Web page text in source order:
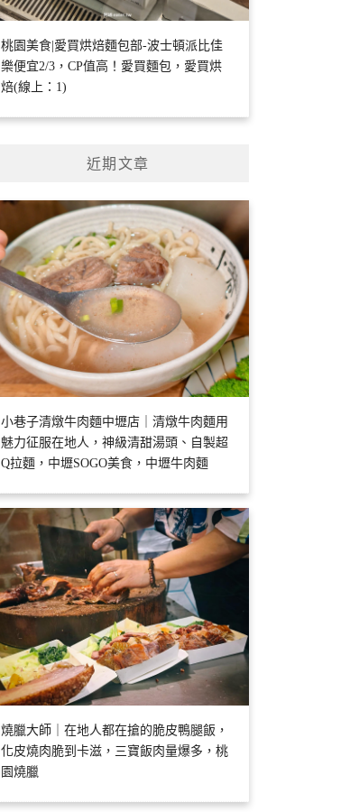
桃園美食|愛買烘焙麵包部-波士頓派比佳
樂便宜2/3，CP值高！愛買麵包，愛買烘
焙(線上：1)
近期文章
小巷子清燉牛肉麵中壢店｜清燉牛肉麵用
魅力征服在地人，神級清甜湯頭、自製超
Q拉麵，中壢SOGO美食，中壢牛肉麵
燒臘大師｜在地人都在搶的脆皮鴨腿飯，
化皮燒肉脆到卡滋，三寶飯肉量爆多，桃
園燒臘